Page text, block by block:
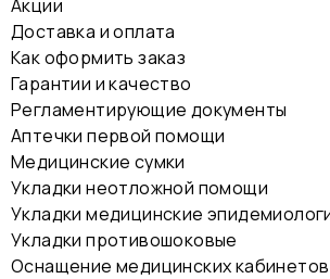
Акции
Доставка и оплата
Как оформить заказ
Гарантии и качество
Регламентирующие документы
Аптечки первой помощи
Медицинские сумки
Укладки неотложной помощи
Укладки медицинские
Укладки противошоковые
Оснащение медицинских кабинетов